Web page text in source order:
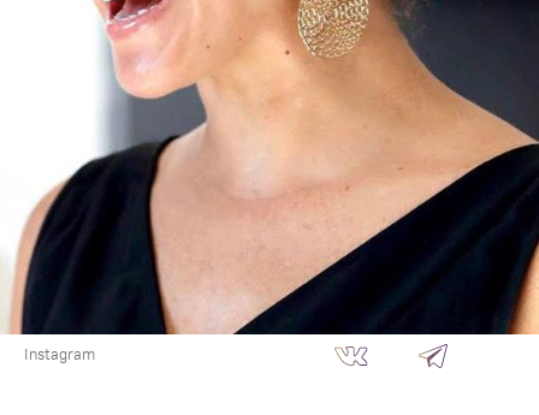
Instagram